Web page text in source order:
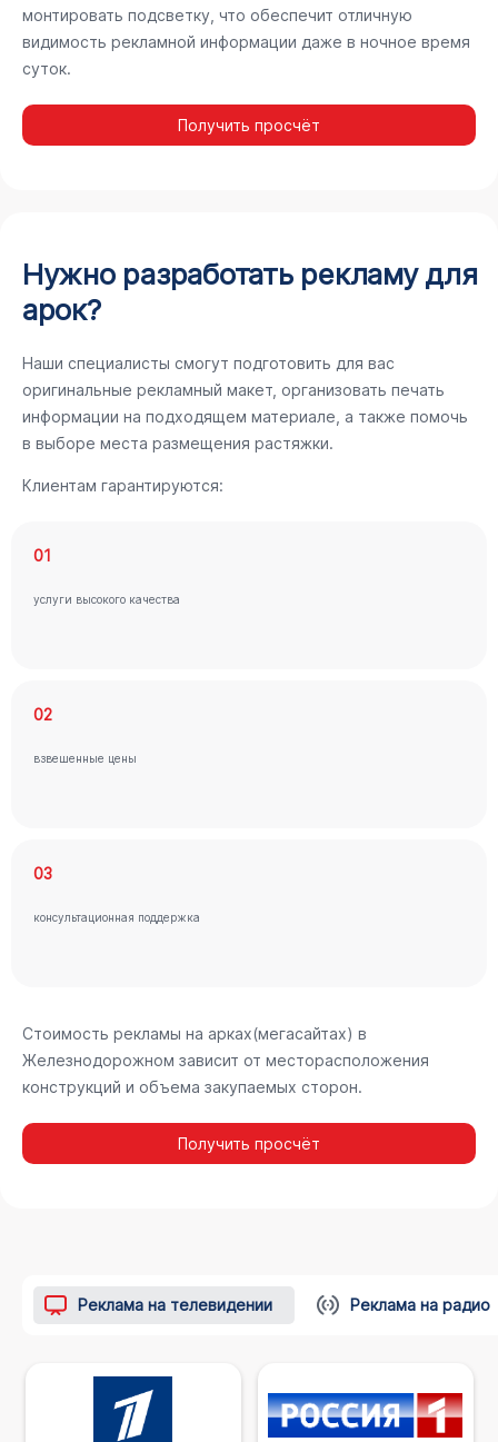
монтировать подсветку, что обеспечит отличную
видимость рекламной информации даже в ночное время
суток.
Получить просчёт
Нужно разработать рекламу для
арок?
Наши специалисты смогут подготовить для вас
оригинальные рекламный макет, организовать печать
информации на подходящем материале, а также помочь
в выборе места размещения растяжки.
Клиентам гарантируются:
01
услуги высокого качества
02
взвешенные цены
03
консультационная поддержка
Стоимость рекламы на арках(мегасайтах) в
Железнодорожном зависит от месторасположения
конструкций и объема закупаемых сторон.
Получить просчёт
Реклама на телевидении Реклама на радио